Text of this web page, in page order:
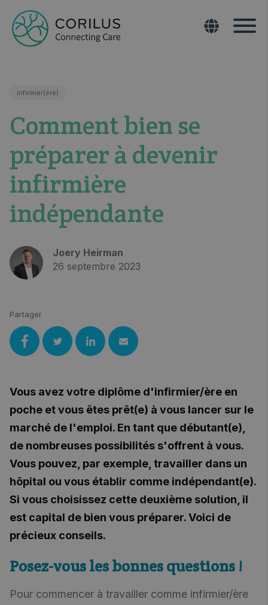
infirmier(ère)
Comment bien se
préparer à devenir
infirmière
indépendante
Joery Heirman
26 septembre 2023
Partager
Vous avez votre diplôme d'infirmier/ère en
poche et vous êtes prêt(e) à vous lancer sur le
marché de l'emploi. En tant que débutant(e),
de nombreuses possibilités s'offrent à vous.
Vous pouvez, par exemple, travailler dans un
hôpital ou vous établir comme indépendant(e).
Si vous choisissez cette deuxième solution, il
est capital de bien vous préparer. Voici de
précieux conseils.
Posez-vous les bonnes questions !
Pour commencer à travailler comme infirmier/ère